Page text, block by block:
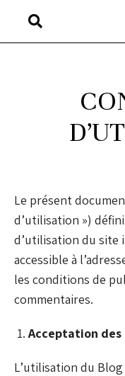
Le présent
d’utilisation »)
d’utilisation du site
accessible à
les conditions de
commentaires.
Acceptation
L’utilisation du